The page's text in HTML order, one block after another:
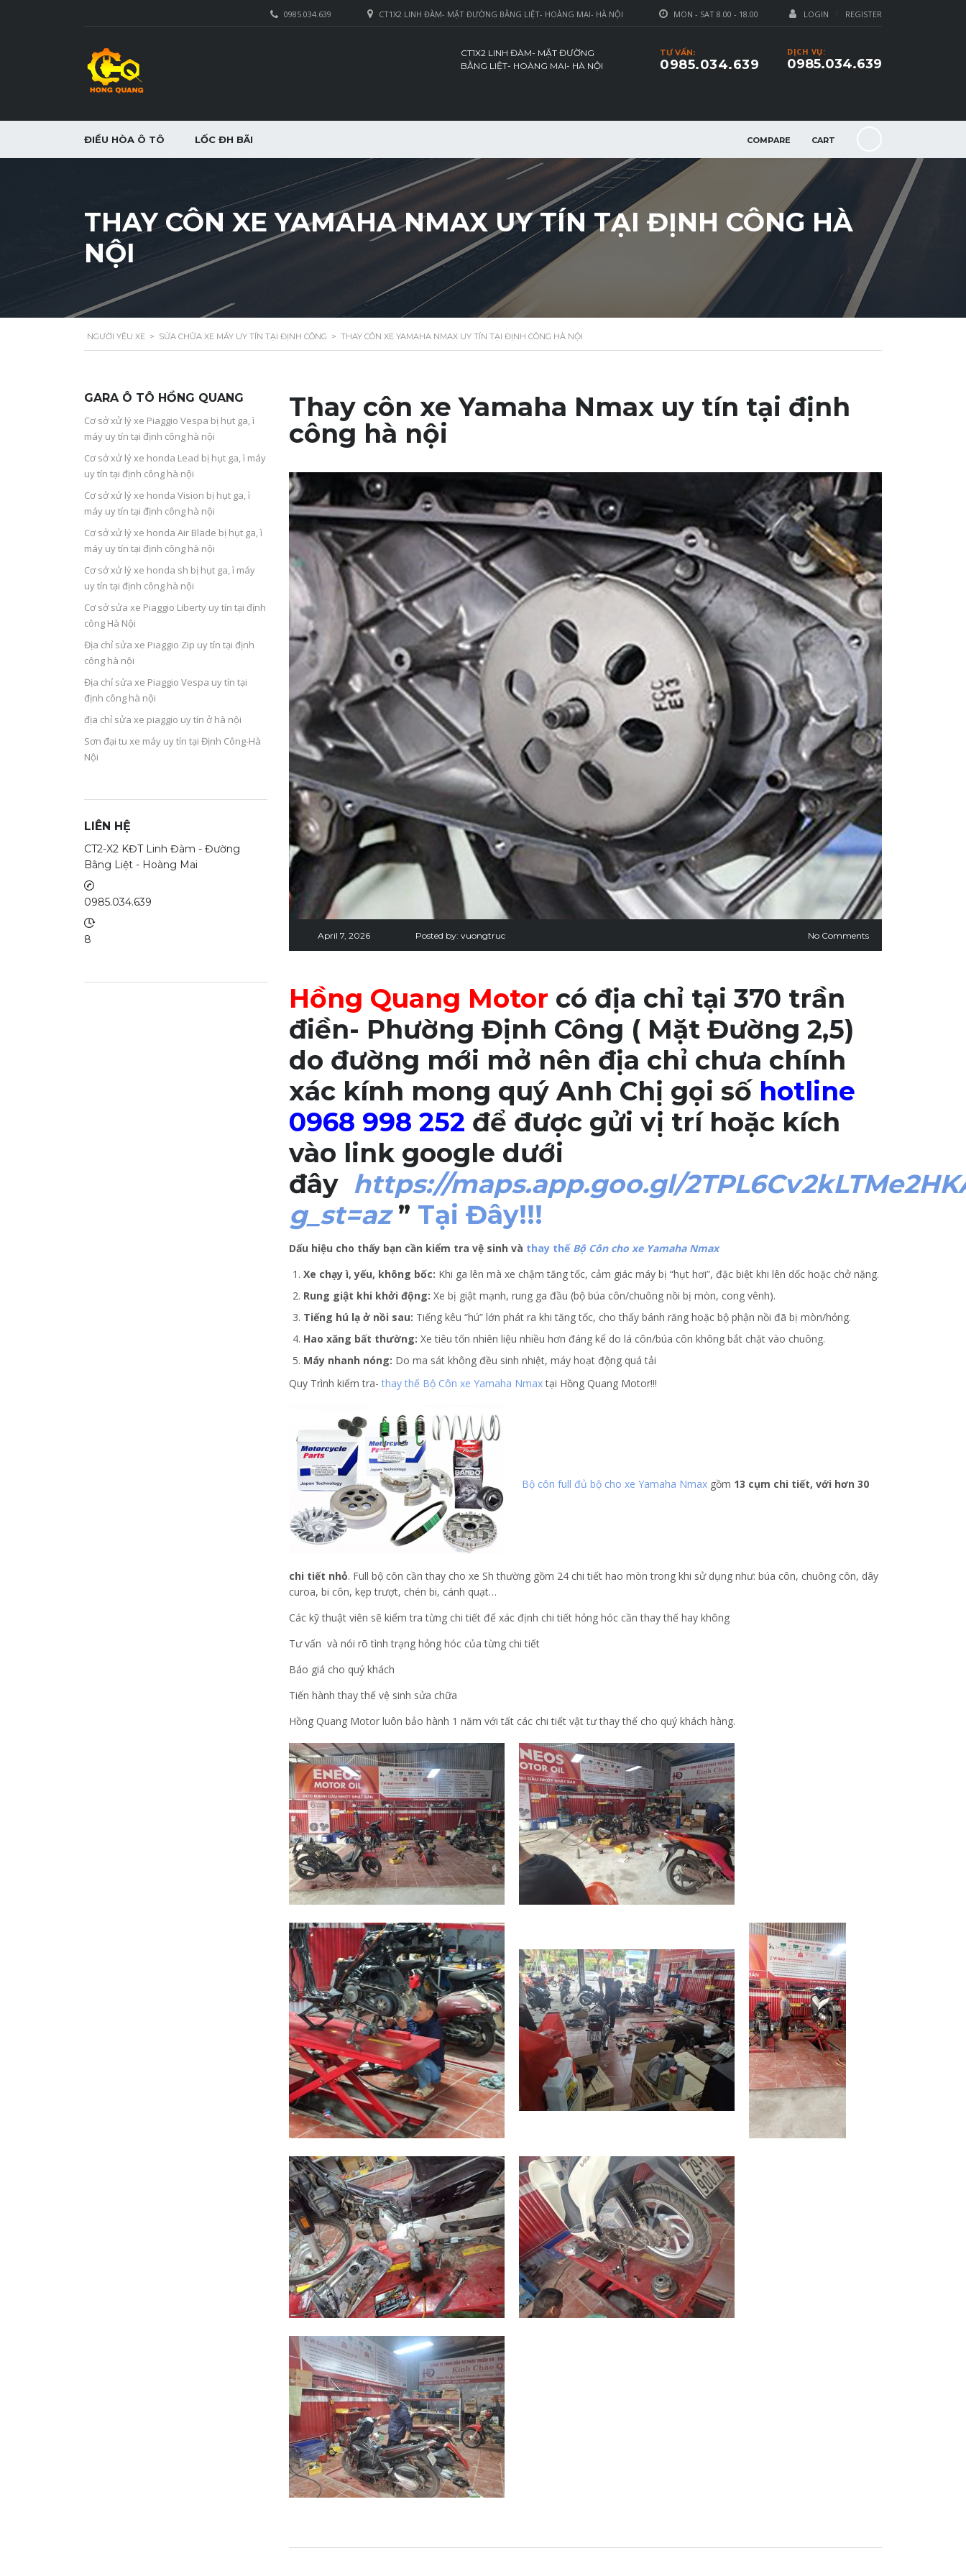
LOGIN REGISTER
MON - SAT 8.00 - 18.00
CT1X2 LINH ĐÀM- MẶT ĐƯỜNG BẰNG LIỆT- HOÀNG MAI- HÀ NỘI
0985.034.639
DỊCH VỤ:
0985.034.639
TƯ VẤN:
0985.034.639
CT1X2 LINH ĐÀM- MẶT ĐƯỜNG
BẰNG LIỆT- HOÀNG MAI- HÀ NỘI
COMPARE CART
ĐIỀU HÒA Ô TÔ LỐC ĐH BÃI
THAY CÔN XE YAMAHA NMAX UY TÍN TẠI ĐỊNH CÔNG HÀ
NỘI
NGƯỜI YÊU XE > SỬA CHỮA XE MÁY UY TÍN TẠI ĐỊNH CÔNG > THAY CÔN XE YAMAHA NMAX UY TÍN TẠI ĐỊNH CÔNG HÀ NỘI
Thay côn xe Yamaha Nmax uy tín tại định
công hà nội
April 7, 2026 Posted by: vuongtruc No Comments
Hồng Quang Motor có địa chỉ tại 370 trần
điền- Phường Định Công ( Mặt Đường 2,5)
do đường mới mở nên địa chỉ chưa chính
xác kính mong quý Anh Chị gọi số hotline
0968 998 252 để được gửi vị trí hoặc kích
vào link google dưới
đây https://maps.app.goo.gl/
g_st=az” Tại Đây!!!
Dấu hiệu cho thấy bạn cần kiểm tra vệ sinh và thay thế Bộ Côn cho xe Yamaha Nmax
Xe chạy ì, yếu, không bốc: Khi ga lên mà xe chậm tăng tốc, cảm giác máy bị “hụt hơi”, đặc biệt khi lên dốc hoặc chở nặng.
Rung giật khi khởi động: Xe bị giật mạnh, rung ga đầu (bộ búa côn/chuông nồi bị mòn, cong vênh).
Tiếng hú lạ ở nồi sau: Tiếng kêu “hú” lớn phát ra khi tăng tốc, cho thấy bánh răng hoặc bộ phận nồi đã bị mòn/hỏng.
Hao xăng bất thường: Xe tiêu tốn nhiên liệu nhiều hơn đáng kể do lá côn/búa côn không bắt chặt vào chuông.
Máy nhanh nóng: Do ma sát không đều sinh nhiệt, máy hoạt động quá tải
Quy Trình kiểm tra- thay thế Bộ Côn xe Yamaha Nmaxtại Hồng Quang Motor!!!
Bộ côn full đủ bộ cho xe Yamaha Nmax gồm 13 cụm chi tiết, với hơn 30
chi tiết nhỏ. Full bộ côn cần thay cho xe Sh thường gồm 24 chi tiết hao mòn trong khi sử dụng như: búa côn, chuông côn, dây
curoa, bi côn, kẹp trượt, chén bi, cánh quạt…
Các kỹ thuật viên sẽ kiểm tra từng chi tiết để xác định chi tiết hỏng hóc cần thay thế hay không
Tư vấn và nói rõ tình trạng hỏng hóc của từng chi tiết
Báo giá cho quý khách
Tiến hành thay thế vệ sinh sửa chữa
Hồng Quang Motor luôn bảo hành 1 năm với tất các chi tiết vật tư thay thế cho quý khách hàng.
GARA Ô TÔ HỒNG QUANG
Cơ sở xử lý xe Piaggio Vespa bị hụt ga, ì
máy uy tín tại định công hà nội
Cơ sở xử lý xe honda Lead bị hụt ga, ì máy
uy tín tại định công hà nội
Cơ sở xử lý xe honda Vision bị hụt ga, ì
máy uy tín tại định công hà nội
Cơ sở xử lý xe honda Air Blade bị hụt ga, ì
máy uy tín tại định công hà nội
Cơ sở xử lý xe honda sh bị hụt ga, ì máy
uy tín tại định công hà nội
Cơ sở sửa xe Piaggio Liberty uy tín tại định
công Hà Nội
Địa chỉ sửa xe Piaggio Zip uy tín tại định
công hà nội
Địa chỉ sửa xe Piaggio Vespa uy tín tại
định công hà nội
địa chỉ sửa xe piaggio uy tín ở hà nội
Sơn đại tu xe máy uy tín tại Định Công-Hà
Nội
LIÊN HỆ
CT2-X2 KĐT Linh Đàm - Đường
Bằng Liệt - Hoàng Mai
0985.034.639
8